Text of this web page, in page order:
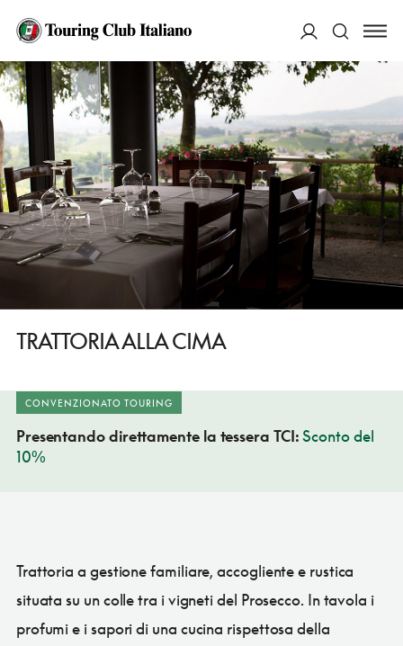
Cerca
HOME
TRATTORIA ALLA CIMA
TRATTORIA ALLA CIMA
CONVENZIONATO TOURING
Presentando direttamente la tessera TCI:Sconto del
10%
Trattoria a gestione familiare, accogliente e rustica
situata su un colle tra i vigneti del Prosecco. In tavola i
profumi e i sapori di una cucina rispettosa della